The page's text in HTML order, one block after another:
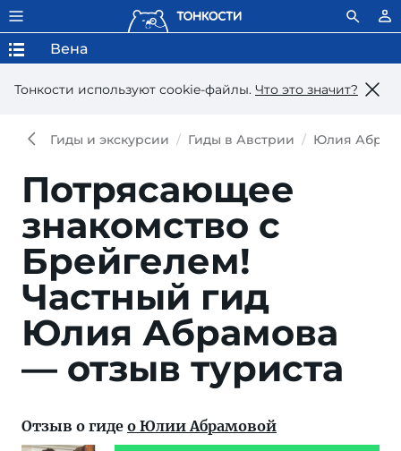
Тонкости используют сookie-файлы. Что это значит?
Вена
Гиды и экскурсии Гиды в Австрии Юлия
Потрясающее
знакомство с
Брейгелем!
Частный гид
Юлия Абрамова
— отзыв туриста
Отзыв о гиде о Юлии Абрамовой